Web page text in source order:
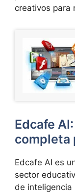
creativos para
Edcafe
completa
Edcafe AI es
sector
de inteligencia